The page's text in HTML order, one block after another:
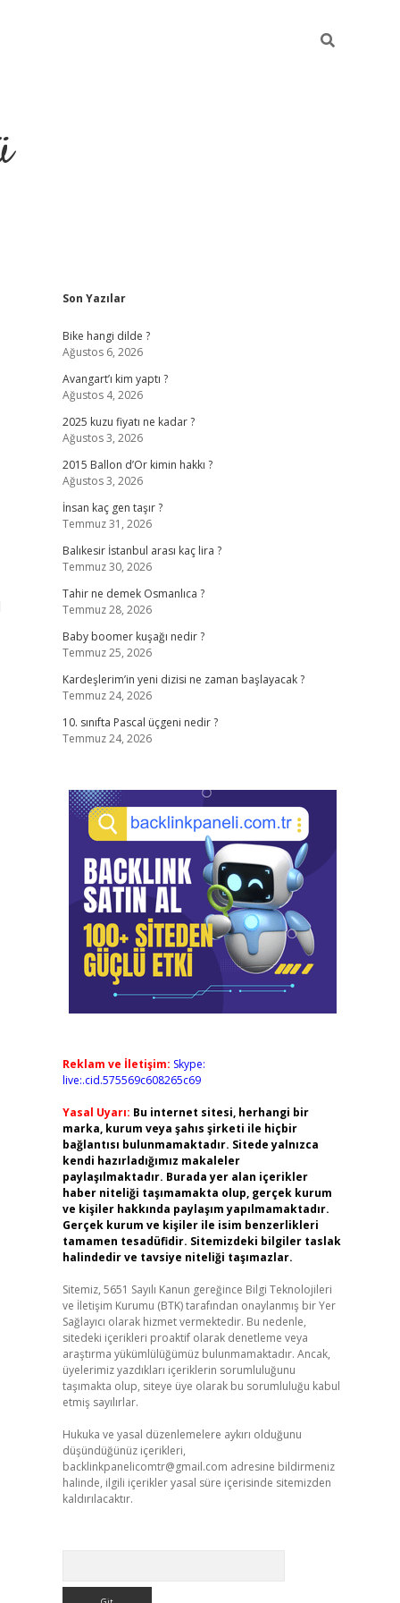
Sidebar
Son Yazılar
Bike hangi dilde ?
Ağustos 6, 2026
Avangart’ı kim yaptı ?
Ağustos 4, 2026
2025 kuzu fiyatı ne kadar ?
Ağustos 3, 2026
2015 Ballon d’Or kimin hakkı ?
Ağustos 3, 2026
İnsan kaç gen taşır ?
Temmuz 31, 2026
Balıkesir İstanbul arası kaç lira ?
Temmuz 30, 2026
Tahir ne demek Osmanlıca ?
Temmuz 28, 2026
Baby boomer kuşağı nedir ?
Temmuz 25, 2026
Kardeşlerim’in yeni dizisi ne zaman başlayacak ?
Temmuz 24, 2026
10. sınıfta Pascal üçgeni nedir ?
Temmuz 24, 2026
Reklam ve İletişim: Skype:
live:.cid.575569c608265c69
Yasal Uyarı: Bu internet sitesi, herhangi bir
marka, kurum veya şahıs şirketi ile hiçbir
bağlantısı bulunmamaktadır. Sitede yalnızca
kendi hazırladığımız makaleler
paylaşılmaktadır. Burada yer alan içerikler
haber niteliği taşımamakta olup, gerçek kurum
ve kişiler hakkında paylaşım yapılmamaktadır.
Gerçek kurum ve kişiler ile isim benzerlikleri
tamamen tesadüfidir. Sitemizdeki bilgiler taslak
halindedir ve tavsiye niteliği taşımazlar.
Sitemiz, 5651 Sayılı Kanun gereğince Bilgi Teknolojileri
ve İletişim Kurumu (BTK) tarafından onaylanmış bir Yer
Sağlayıcı olarak hizmet vermektedir. Bu nedenle,
sitedeki içerikleri proaktif olarak denetleme veya
araştırma yükümlülüğümüz bulunmamaktadır. Ancak,
üyelerimiz yazdıkları içeriklerin sorumluluğunu
taşımakta olup, siteye üye olarak bu sorumluluğu kabul
etmiş sayılırlar.
Hukuka ve yasal düzenlemelere aykırı olduğunu
düşündüğünüz içerikleri,
backlinkpanelicomtr@gmail.com adresine bildirmeniz
halinde, ilgili içerikler yasal süre içerisinde sitemizden
kaldırılacaktır.